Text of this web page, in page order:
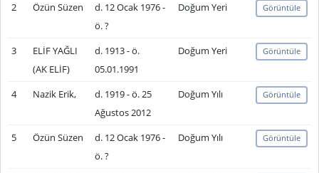
2 Özün Süzen
d. 12 Ocak 1976 -
ö. ?
Doğum Yeri Görüntüle
3
ELİF YAĞLI
(AK ELİF)
d. 1913 - ö.
05.01.1991
Doğum Yeri Görüntüle
4 Nazik Erik,
d. 1919 - ö. 25
Ağustos 2012
Doğum Yılı Görüntüle
5 Özün Süzen
d. 12 Ocak 1976 -
ö. ?
Doğum Yılı Görüntüle